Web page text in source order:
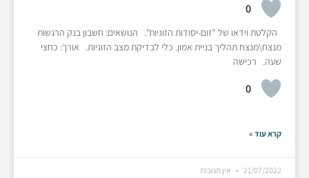
0
הקלטת וידאו של "זום-יסודות הזוגיות". הנושאים: חשבון בנק הרגשות
מנצח\מנצח תהליך בניית אמון. כלי לבדיקת מצב הזוגיות. אורך: כחצי
שעה. רכישה
0
קרא עוד »
21/07/2022 אין תגובות